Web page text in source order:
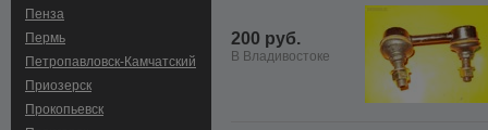
Пенза
Пермь
Петропавловск-Камчатский
Приозерск
Прокопьевск
200 руб.
В Владивостоке